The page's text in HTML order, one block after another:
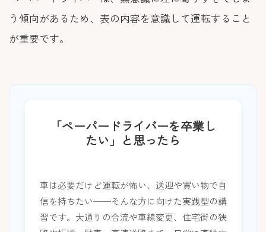
う傾向があるため、表の内容を意識して運転すること
が重要です。
「ペーパードライバーを卒業し
たい」と思ったら
車は必要だけど運転が怖い、送迎や買い物で自
信を持ちたい──そんな方に向けた実践型の講
習です。大通りの合流や車線変更、住宅街の狭